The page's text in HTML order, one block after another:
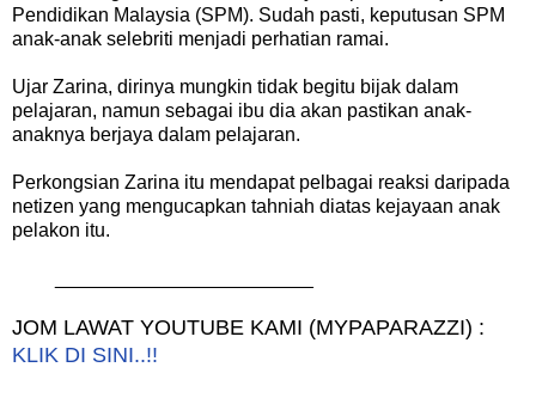
Pendidikan Malaysia (SPM). Sudah pasti, keputusan SPM
anak-anak selebriti menjadi perhatian ramai.
Ujar Zarina, dirinya mungkin tidak begitu bijak dalam
pelajaran, namun sebagai ibu dia akan pastikan anak-
anaknya berjaya dalam pelajaran.
Perkongsian Zarina itu mendapat pelbagai reaksi daripada
netizen yang mengucapkan tahniah diatas kejayaan anak
pelakon itu.
JOM LAWAT YOUTUBE KAMI (MYPAPARAZZI) :
KLIK DI SINI..!!